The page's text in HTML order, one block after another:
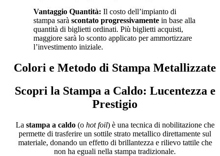
Vantaggio Quantità: Il costo dell’impianto di
stampa sarà scontato progressivamente in base alla
quantità di biglietti ordinati. Più biglietti acquisti,
maggiore sarà lo sconto applicato per ammortizzare
l’investimento iniziale.
Colori e Metodo di Stampa Metallizzate
Scopri la Stampa a Caldo: Lucentezza e
Prestigio
La stampa a caldo(o hot foil) è una tecnica di nobilitazione che
permette di trasferire un sottile strato metallico direttamente sul
materiale, donando un effetto di brillantezza e rilievo tattile che
non ha eguali nella stampa tradizionale.